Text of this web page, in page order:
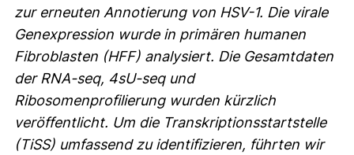
zur erneuten Annotierung von HSV-1. Die virale
Genexpression wurde in primären humanen
Fibroblasten (HFF) analysiert. Die Gesamtdaten
der RNA-seq, 4sU-seq und
Ribosomenprofilierung wurden kürzlich
veröffentlicht. Um die Transkriptionsstartstelle
(TiSS) umfassend zu identifizieren, führten wir